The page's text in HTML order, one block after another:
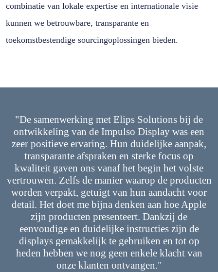
combinatie van lokale expertise en internationale visie
kunnen we betrouwbare, transparante en
toekomstbestendige sourcingoplossingen bieden.
"De samenwerking met Elips Solutions bij de
ontwikkeling van de Impulso Display was een
zeer positieve ervaring. Hun duidelijke aanpak,
transparante afspraken en sterke focus op
kwaliteit gaven ons vanaf het begin het volste
vertrouwen. Zelfs de manier waarop de producten
worden verpakt, getuigt van hun aandacht voor
detail. Het doet me bijna denken aan hoe Apple
zijn producten presenteert. Dankzij de
eenvoudige en duidelijke instructies zijn de
displays gemakkelijk te gebruiken en tot op
heden hebben we nog geen enkele klacht van
onze klanten ontvangen."